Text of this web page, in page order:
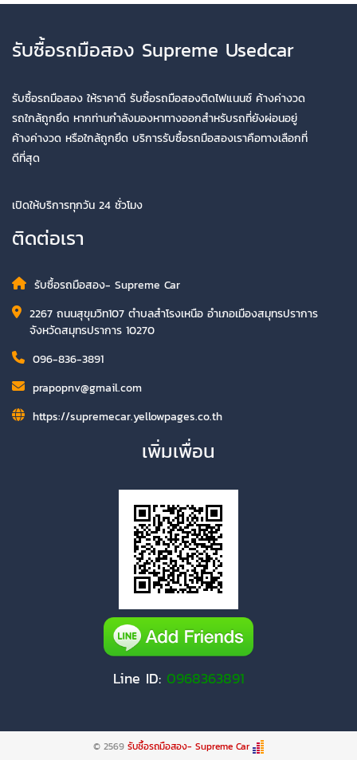
รับซื้อรถมือสอง Supreme Usedcar
รับซื้อรถมือสอง ให้ราคาดี รับซื้อรถมือสองติดไฟแนนซ์ ค้างค่างวด
รถใกล้ถูกยึด หากท่านกำลังมองหาทางออกสำหรับรถที่ยังผ่อนอยู่
ค้างค่างวด หรือใกล้ถูกยึด บริการรับซื้อรถมือสองเราคือทางเลือกที่
ดีที่สุด
เปิดให้บริการทุกวัน 24 ชั่วโมง
ติดต่อเรา
รับซื้อรถมือสอง- Supreme Car
2267 ถนนสุขุมวิท107 ตำบลสำโรงเหนือ อำเภอเมืองสมุทรปราการ
จังหวัดสมุทรปราการ 10270
096-836-3891
prapopnv@gmail.com
https://supremecar.yellowpages.co.th
เพิ่มเพื่อน
Line ID: 0968363891
© 2569 รับซื้อรถมือสอง- Supreme Car